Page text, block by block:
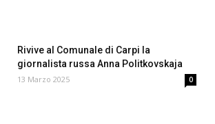
Rivive al Comunale di Carpi la
giornalista russa Anna Politkovskaja
13 Marzo 2025 0